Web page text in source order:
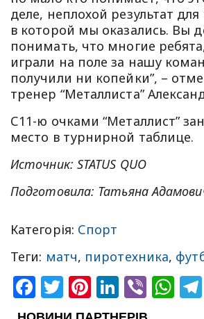
деле, неплохой результат
в которой мы оказались. Вы
понимать, что многие
играли на поле за нашу
получили ни копейки”, –
тренер “Металлиста”
С11-ю очками “Металлист”
место в турнирной таблице.
Источник: STATUS QUO
Подготовила: Татьяна
Категорія: Спорт
Теги: матч, пиротехника,
Facebook
Twitter
Pinterest
Viber